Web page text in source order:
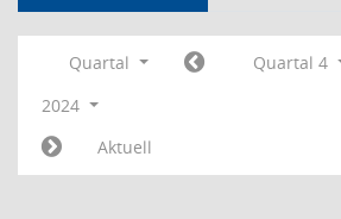
Quartal
Quartal 4
2024
Aktuell